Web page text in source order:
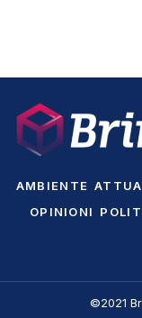
AMBIENTE
OPINIONI
©2021